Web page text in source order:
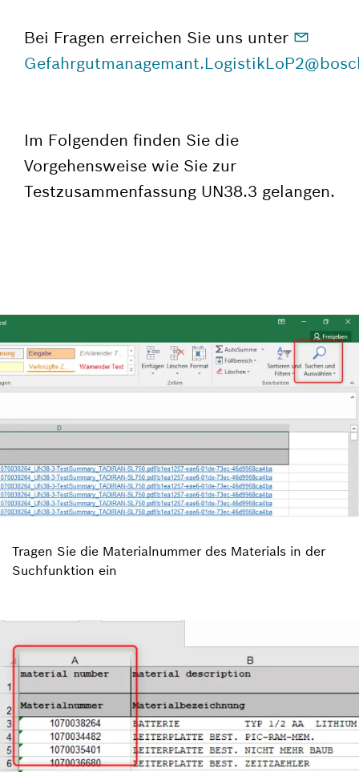
Bei Fragen erreichen Sie uns unter
Im Folgenden finden Sie die
Vorgehensweise wie Sie zur
Testzusammenfassung UN38.3 gelangen.
Tragen Sie die Materialnummer des Materials in der
Suchfunktion ein